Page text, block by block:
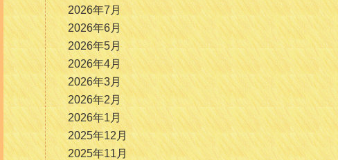
2026年7月
2026年6月
2026年5月
2026年4月
2026年3月
2026年2月
2026年1月
2025年12月
2025年11月